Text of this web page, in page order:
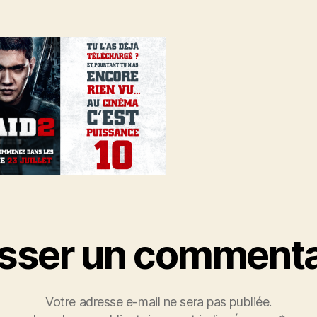
un
Votre adresse e-mail ne sera pas publiée.